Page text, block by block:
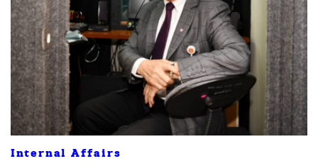
Internal Affairs
ค้นหา
SHARE TWEET LINE EMAIL